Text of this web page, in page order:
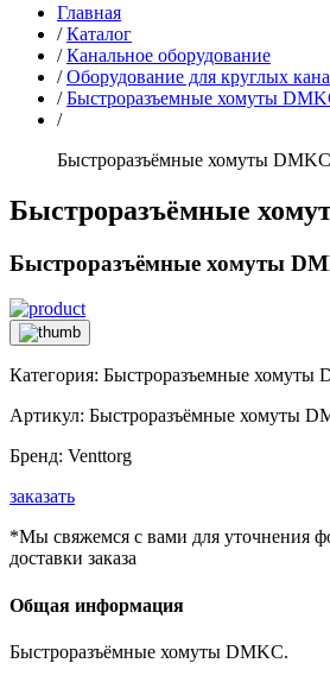
Главная
/Каталог
/Канальное оборудование
/Оборудование для круглых
/Быстроразъемные хомуты
/
Быстроразъёмные хомуты
Быстроразъёмные
Быстроразъёмные хомуты
Категория: Быстроразъемные хомуты
Артикул: Быстроразъёмные хомуты
Бренд: Venttorg
заказать
*Мы свяжемся с вами для уточнения
доставки заказа
Общая информация
Быстроразъёмные хомуты DMKC.